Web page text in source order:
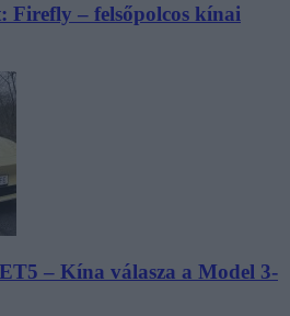
Firefly – felsőpolcos kínai
– Kína válasza a Model 3-